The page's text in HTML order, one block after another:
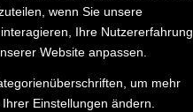
wenn Sie unsere
Ihre Nutzererfahrung
Website anpassen.
um mehr
Einstellungen ändern.